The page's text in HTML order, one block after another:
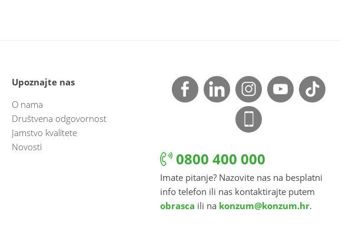
Upoznajte nas
O nama
Društvena odgovornost
Jamstvo kvalitete
Novosti
0800 400 000
Imate pitanje? Nazovite nas na besplatni
info telefon ili nas kontaktirajte putem
obrasca ili na konzum@konzum.hr.